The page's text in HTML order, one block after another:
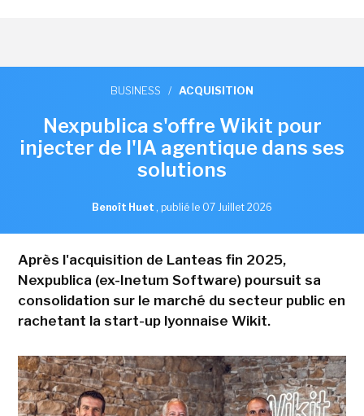
BUSINESS / ACQUISITION
Nexpublica s'offre Wikit pour
injecter de l'IA agentique dans ses
solutions
Benoît Huet , publié le 07 Juillet 2026
Après l'acquisition de Lanteas fin 2025,
Nexpublica (ex-Inetum Software) poursuit sa
consolidation sur le marché du secteur public en
rachetant la start-up lyonnaise Wikit.